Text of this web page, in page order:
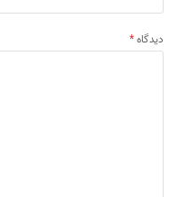
دیدگاه*